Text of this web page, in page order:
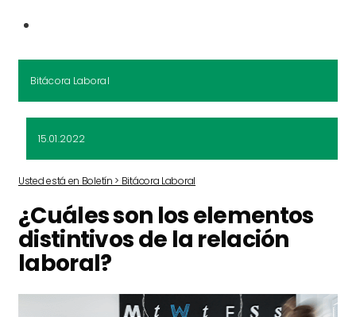
Bitácora Laboral
15.01.2022
Usted está en Boletín > Bitácora Laboral
¿Cuáles son los elementos
distintivos de la relación
laboral?